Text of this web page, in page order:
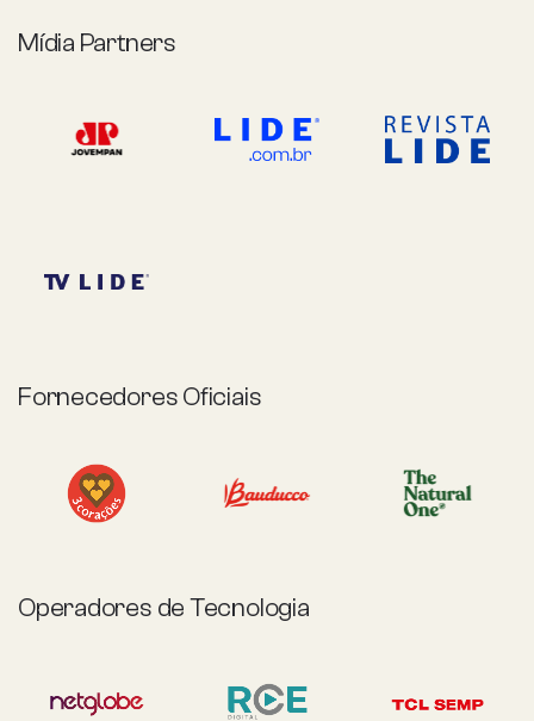
Mídia Partners
Fornecedores Oficiais
Operadores de Tecnologia